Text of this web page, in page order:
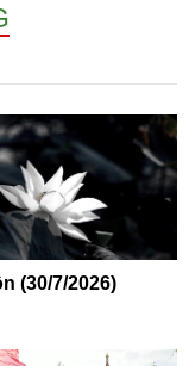
(30/7/2026)